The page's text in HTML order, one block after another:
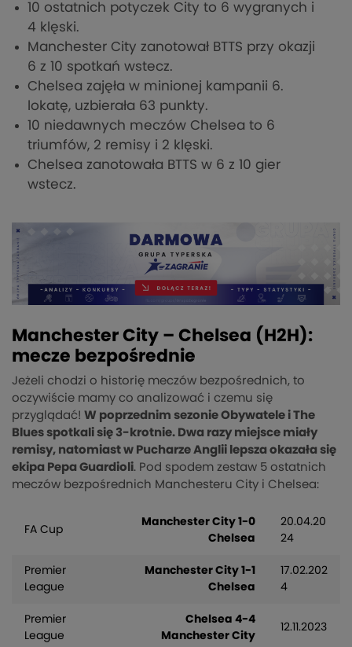
10 ostatnich potyczek City to 6 wygranych i
4 klęski.
Manchester City zanotował BTTS przy okazji
6 z 10 spotkań wstecz.
Chelsea zajęła w minionej kampanii 6.
lokatę, uzbierała 63 punkty.
10 niedawnych meczów Chelsea to 6
triumfów, 2 remisy i 2 klęski.
Chelsea zanotowała BTTS w 6 z 10 gier
wstecz.
Manchester City – Chelsea (H2H):
mecze bezpośrednie
Jeżeli chodzi o historię meczów bezpośrednich, to
oczywiście mamy co analizować i czemu się
przyglądać! W poprzednim sezonie Obywatele i The
Blues spotkali się 3-krotnie. Dwa razy miejsce miały
remisy, natomiast w Pucharze Anglii lepsza okazała się
ekipa Pepa Guardioli. Pod spodem zestaw 5 ostatnich
meczów bezpośrednich Manchesteru City i Chelsea:
FA Cup
Manchester City 1-0
Chelsea
20.04.20
24
Premier
League
Manchester City 1-1
Chelsea
17.02.202
4
Premier
League
Chelsea 4-4
Manchester City
12.11.2023